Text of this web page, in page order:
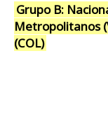
Grupo B:
Metropolitanos
(COL)